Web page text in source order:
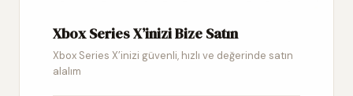
Xbox Series X’inizi Bize Satın
Xbox Series X’inizi güvenli, hızlı ve değerinde satın
alalım